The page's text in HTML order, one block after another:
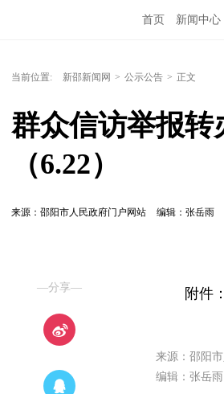
首页 新闻中心
当前位置: 新邵新闻网 > 公示公告 > 正文
群众信访举报
（6.22）
来源：邵阳市人民政府门户网站 编辑：张岳雨
—分享— 附件：
来源：邵阳
编辑：张岳雨